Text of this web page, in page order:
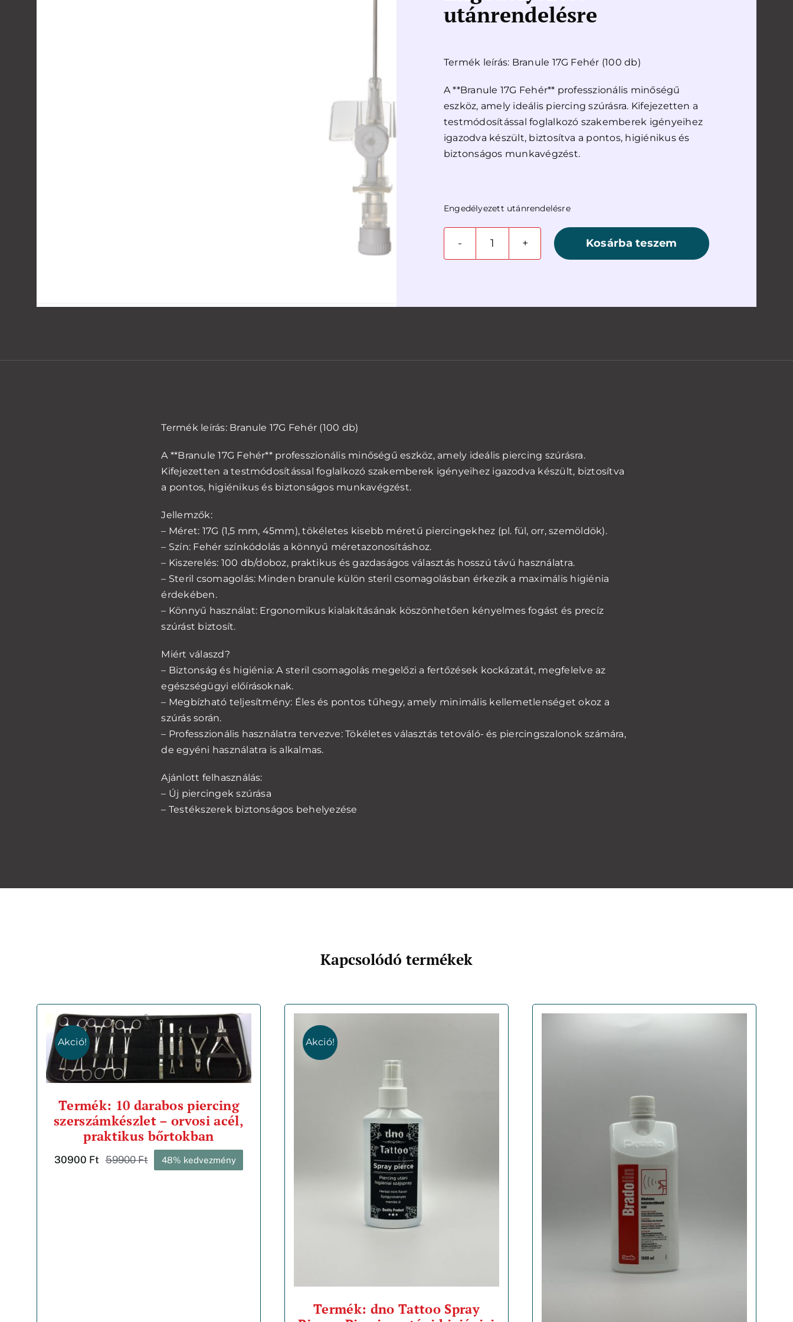
was:
is:
utánrendelésre
Termék leírás: Branule 17G Fehér (100 db)
A **Branule 17G Fehér** professzionális minőségű
eszköz, amely ideális piercing szúrásra. Kifejezetten a
testmódosítással foglalkozó szakemberek igényeihez
igazodva készült, biztosítva a pontos, higiénikus és
biztonságos munkavégzést.
Engedélyezett utánrendelésre
Branule
100
alatt!!!!!
Kosárba teszem
Termék leírás: Branule 17G Fehér (100 db)
A **Branule 17G Fehér** professzionális minőségű eszköz, amely ideális piercing szúrásra.
Kifejezetten a testmódosítással foglalkozó szakemberek igényeihez igazodva készült, biztosítva
a pontos, higiénikus és biztonságos munkavégzést.
Jellemzők:
– Méret: 17G (1,5 mm, 45mm), tökéletes kisebb méretű piercingekhez (pl. fül, orr, szemöldök).
– Szín: Fehér színkódolás a könnyű méretazonosításhoz.
– Kiszerelés: 100 db/doboz, praktikus és gazdaságos választás hosszú távú használatra.
– Steril csomagolás: Minden branule külön steril csomagolásban érkezik a maximális higiénia
érdekében.
– Könnyű használat: Ergonomikus kialakításának köszönhetően kényelmes fogást és precíz
szúrást biztosít.
Miért válaszd?
– Biztonság és higiénia: A steril csomagolás megelőzi a fertőzések kockázatát, megfelelve az
egészségügyi előírásoknak.
– Megbízható teljesítmény: Éles és pontos tűhegy, amely minimális kellemetlenséget okoz a
szúrás során.
– Professzionális használatra tervezve: Tökéletes választás tetováló- és piercingszalonok számára,
de egyéni használatra is alkalmas.
Ajánlott felhasználás:
– Új piercingek szúrása
– Testékszerek biztonságos behelyezése
Kapcsolódó termékek
Akció!
Termék: 10 darabos piercing
szerszámkészlet – orvosi acél,
praktikus bőrtokban
59900Ft
Original
30900 Ft
Current
48% kedvezmény
Akció!
Termék: dno Tattoo Spray